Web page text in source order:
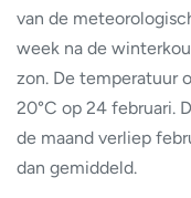
van de
week na de
zon. De temperatuur
20°C op 24 februari.
de maand verliep
dan gemiddeld.